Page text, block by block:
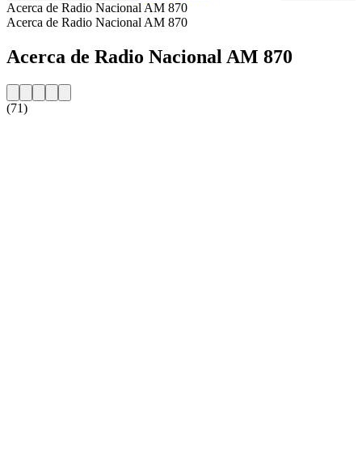
Acerca de Radio Nacional AM 870
Acerca de Radio Nacional AM 870
Acerca de Radio Nacional AM 870
(71)